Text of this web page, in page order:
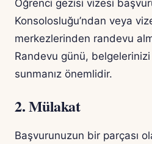
Öğrenci gezisi vizesi
Konsolosluğu’ndan veya
merkezlerinden randevu
Randevu günü,
sunmanız önemlidir.
2. Mülakat
Başvurunuzun bir parçası